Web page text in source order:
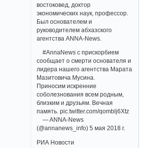
востоковед, доктор
экономических наук, профессор.
Был основателем и
руководителем абхазского
агентства ANNA-News.
#AnnaNews с прискорбием
сообщает о смерти основателя и
лидера нашего агентства Марата
Мазитовича Мусина.
Приносим искренние
соболезнования всем родным,
близким и друзьям. Вечная
память. pic.twitter.com/qomblj6Xtz
— ANNA-News
(@annanews_info) 5 мая 2018 г.
РИА Новости